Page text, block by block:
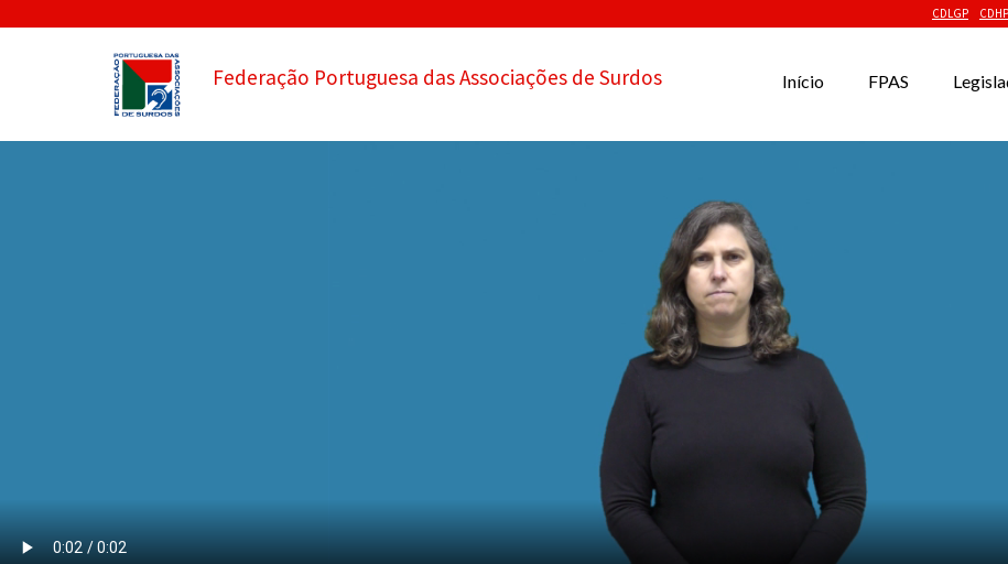
CDLGP
Federação Portuguesa das Associações de Surdos Início FPAS